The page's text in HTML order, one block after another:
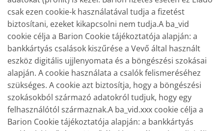
csak ezen cookie-k használatával tudja a fizetést
biztosítani, ezeket kikapcsolni nem tudja.A ba_vid
cookie célja a Barion Cookie tájékoztatója alapján: a
bankkártyás csalások kiszűrése a Vevő által használt
eszköz digitális ujjlenyomata és a böngészési szokásai
alapján. A cookie használata a csalók felismeréséhez
szükséges. A cookie azt biztosítja, hogy a böngészési
szokásokból származó adatokról tudjuk, hogy egy
felhasználótól származnak.A ba_vid.xxx cookie célja a
Barion Cookie tájékoztatója alapján: a bankkártyás